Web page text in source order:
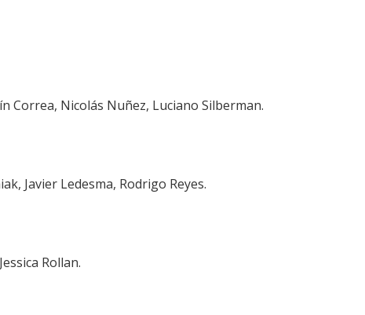
Correa, Nicolás Nuñez, Luciano Silberman.
Javier Ledesma, Rodrigo Reyes.
Rollan.